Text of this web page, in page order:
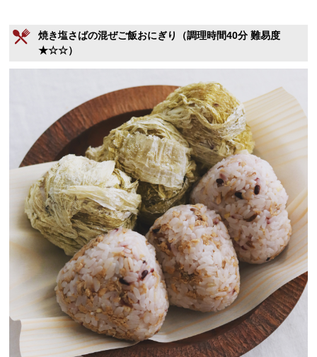
焼き塩さばの混ぜご飯おにぎり（調理時間40分 難易度
★☆☆）